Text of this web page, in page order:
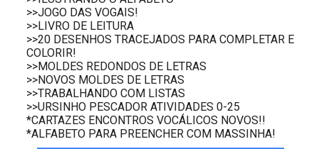
>>JOGO DAS VOGAIS!
>>LIVRO DE LEITURA
>>20 DESENHOS TRACEJADOS PARA COMPLETAR E
COLORIR!
>>MOLDES REDONDOS DE LETRAS
>>NOVOS MOLDES DE LETRAS
>>TRABALHANDO COM LISTAS
>>URSINHO PESCADOR ATIVIDADES 0-25
*CARTAZES ENCONTROS VOCÁLICOS NOVOS!!
*ALFABETO PARA PREENCHER COM MASSINHA!